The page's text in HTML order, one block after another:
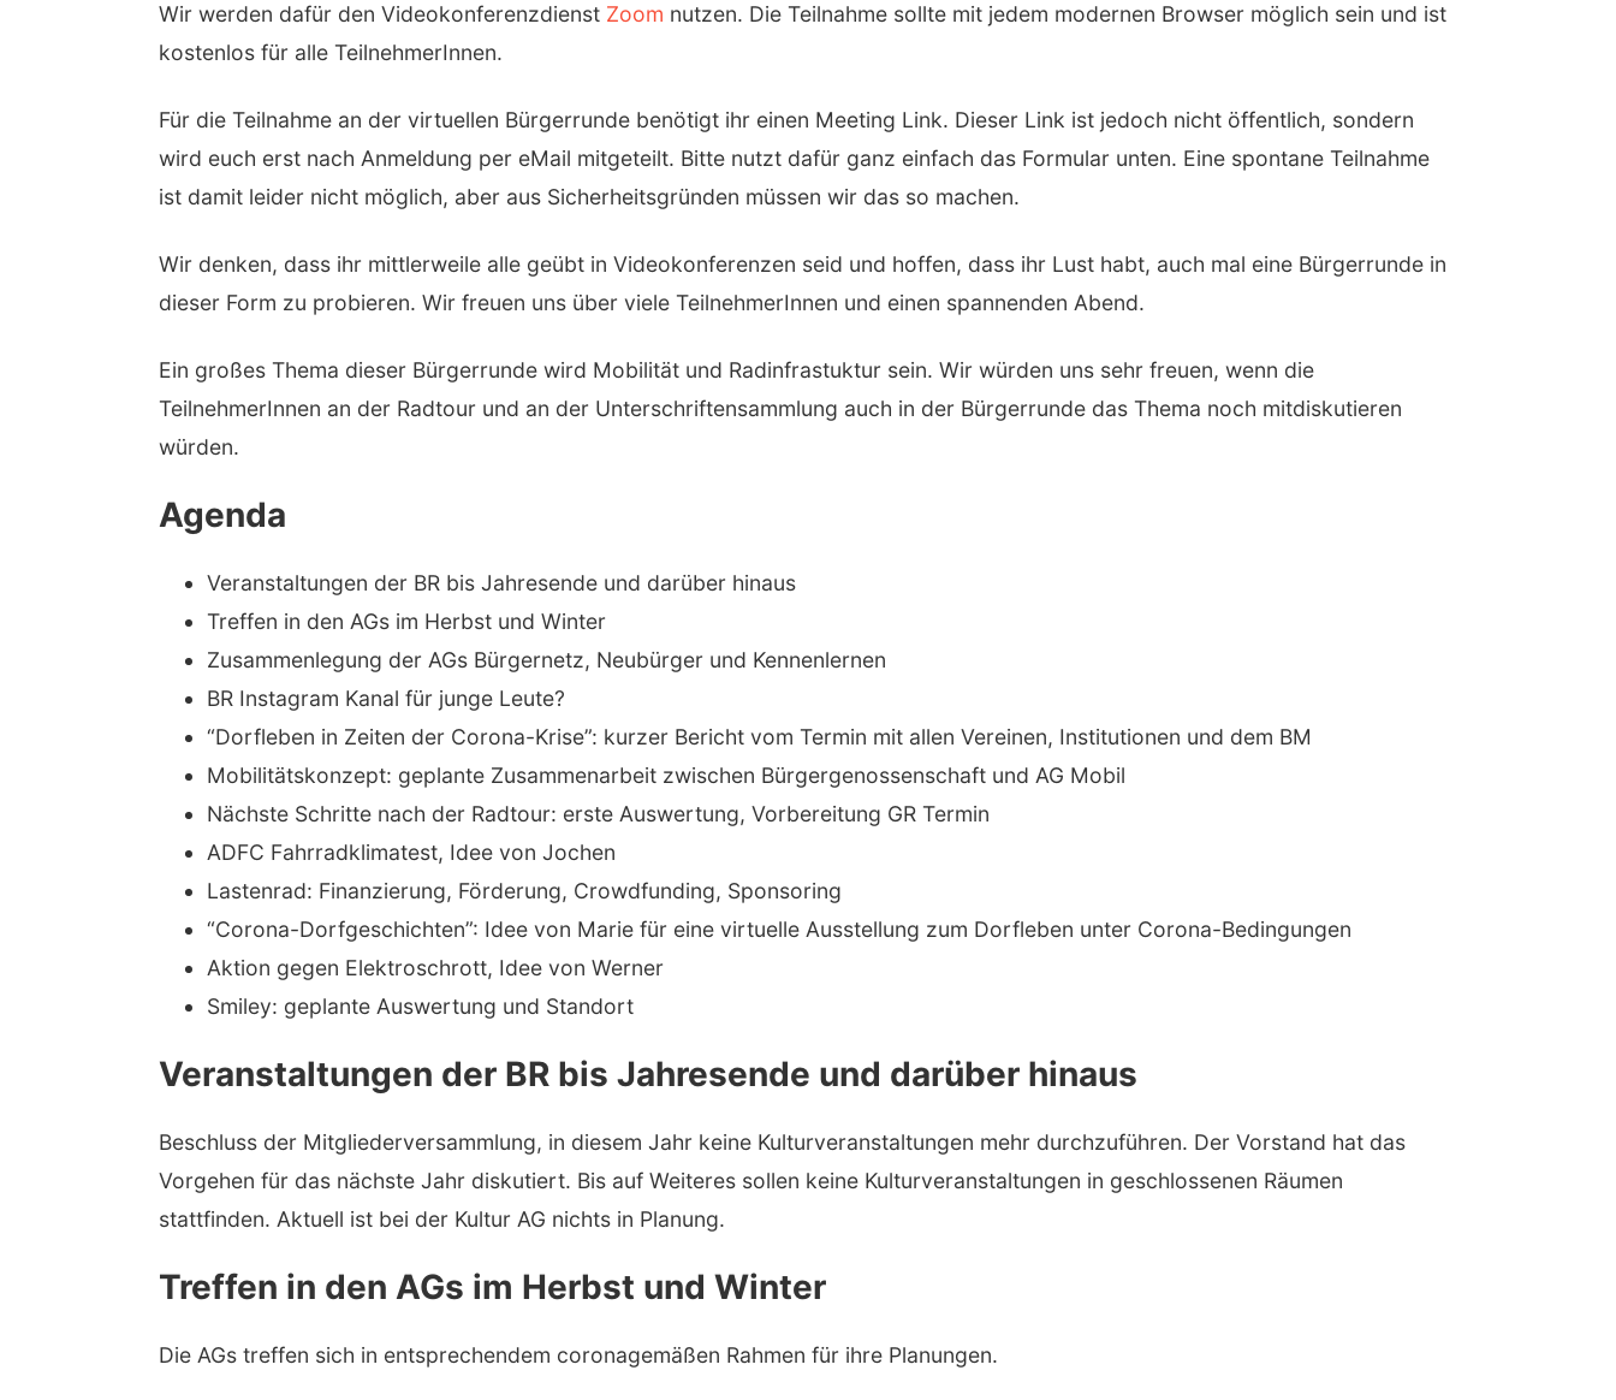
Wir werden dafür den Videokonferenzdienst Zoom nutzen. Die Teilnahme sollte mit jedem modernen Browser möglich sein und ist
kostenlos für alle TeilnehmerInnen.
Für die Teilnahme an der virtuellen Bürgerrunde benötigt ihr einen Meeting Link. Dieser Link ist jedoch nicht öffentlich, sondern
wird euch erst nach Anmeldung per eMail mitgeteilt. Bitte nutzt dafür ganz einfach das Formular unten. Eine spontane Teilnahme
ist damit leider nicht möglich, aber aus Sicherheitsgründen müssen wir das so machen.
Wir denken, dass ihr mittlerweile alle geübt in Videokonferenzen seid und hoffen, dass ihr Lust habt, auch mal eine Bürgerrunde in
dieser Form zu probieren. Wir freuen uns über viele TeilnehmerInnen und einen spannenden Abend.
Ein großes Thema dieser Bürgerrunde wird Mobilität und Radinfrastuktur sein. Wir würden uns sehr freuen, wenn die
TeilnehmerInnen an der Radtour und an der Unterschriftensammlung auch in der Bürgerrunde das Thema noch mitdiskutieren
würden.
Agenda
Veranstaltungen der BR bis Jahresende und darüber hinaus
Treffen in den AGs im Herbst und Winter
Zusammenlegung der AGs Bürgernetz, Neubürger und Kennenlernen
BR Instagram Kanal für junge Leute?
“Dorfleben in Zeiten der Corona-Krise”: kurzer Bericht vom Termin mit allen Vereinen, Institutionen und dem BM
Mobilitätskonzept: geplante Zusammenarbeit zwischen Bürgergenossenschaft und AG Mobil
Nächste Schritte nach der Radtour: erste Auswertung, Vorbereitung GR Termin
ADFC Fahrradklimatest, Idee von Jochen
Lastenrad: Finanzierung, Förderung, Crowdfunding, Sponsoring
“Corona-Dorfgeschichten”: Idee von Marie für eine virtuelle Ausstellung zum Dorfleben unter Corona-Bedingungen
Aktion gegen Elektroschrott, Idee von Werner
Smiley: geplante Auswertung und Standort
Veranstaltungen der BR bis Jahresende und darüber hinaus
Beschluss der Mitgliederversammlung, in diesem Jahr keine Kulturveranstaltungen mehr durchzuführen. Der Vorstand hat das
Vorgehen für das nächste Jahr diskutiert. Bis auf Weiteres sollen keine Kulturveranstaltungen in geschlossenen Räumen
stattfinden. Aktuell ist bei der Kultur AG nichts in Planung.
Treffen in den AGs im Herbst und Winter
Die AGs treffen sich in entsprechendem coronagemäßen Rahmen für ihre Planungen.